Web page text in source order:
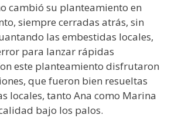
cambió su planteamiento en
siempre cerradas atrás, sin
las embestidas locales,
para lanzar rápidas
este planteamiento disfrutaron
que fueron bien resueltas
locales, tanto Ana como Marina
bajo los palos.